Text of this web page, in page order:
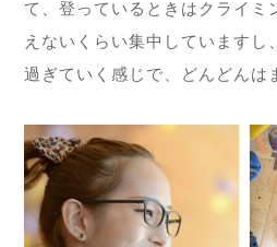
て、登っているときはクライミ
えないくらい集中していますし
過ぎていく感じで、どんどんは